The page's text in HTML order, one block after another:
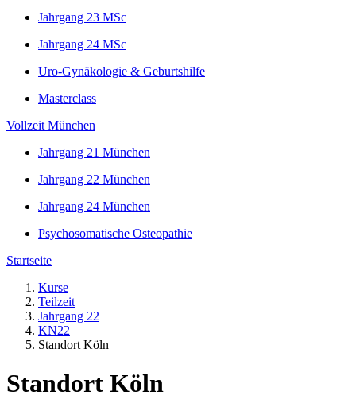
Jahrgang 23 MSc
Jahrgang 24 MSc
Uro-Gynäkologie & Geburtshilfe
Masterclass
Vollzeit München
Jahrgang 21 München
Jahrgang 22 München
Jahrgang 24 München
Psychosomatische Osteopathie
Startseite
Kurse
Teilzeit
Jahrgang 22
KN22
Standort Köln
Standort Köln